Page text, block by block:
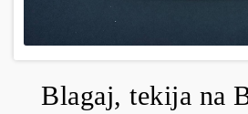
Blagaj, tekija na